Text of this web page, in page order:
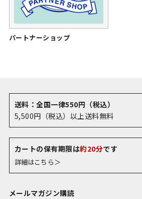
パートナーショップ
送料：全国一律550円（税込）
5,500円（税込）以上送料無料
カートの保有期限は約20分です
詳細はこちら＞
メールマガジン購読